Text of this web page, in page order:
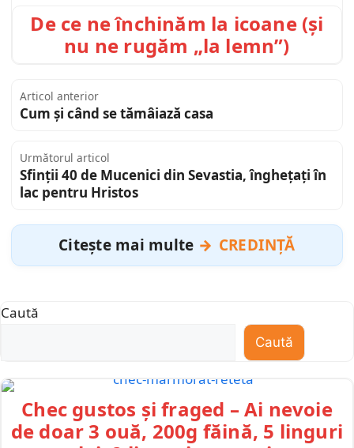
De ce ne închinăm la icoane (și
nu ne rugăm „la lemn”)
Articol anterior
Cum și când se tămâiază casa
Următorul articol
Sfinții 40 de Mucenici din Sevastia, înghețați în
lac pentru Hristos
Citește mai multe CREDINȚĂ
Caută
Caută
Chec gustos și fraged – Ai nevoie
de doar 3 ouă, 200g făină, 5 linguri